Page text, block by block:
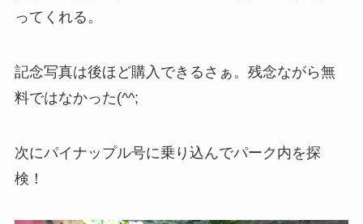
ってくれる。
記念写真は後ほど購入できるさぁ。残念ながら無
料ではなかった(^^;
次にパイナップル号に乗り込んでパーク内を探
検！